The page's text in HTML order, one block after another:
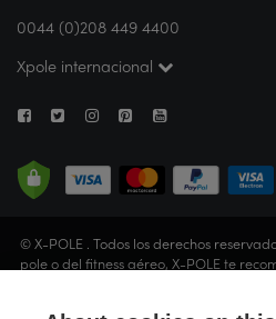
0044 (0)208 449 4400
Xpole internacional
© X-POLE . Todos los derechos
pole o del fitness aéreo, X-POLE te